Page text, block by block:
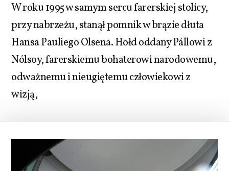
W roku 1995 w samym sercu farerskiej stolicy,
przy nabrzeżu, stanął pomnik w brązie dłuta
Hansa Pauliego Olsena. Hołd oddany Pállowi z
Nólsoy, farerskiemu bohaterowi narodowemu,
odważnemu i nieugiętemu człowiekowi z
wizją,